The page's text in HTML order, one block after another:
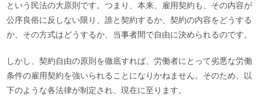
という民法の大原則です。つまり、本来、雇用契約も、その内容が
公序良俗に反しない限り、誰と契約するか、契約の内容をどうする
か、その方式はどうするか、当事者間で自由に決められるのです。
しかし、契約自由の原則を徹底すれば、労働者にとって劣悪な労働
条件の雇用契約を強いられることになりかねません。そのため、以
下のような各法律が制定され、現在に至ります。